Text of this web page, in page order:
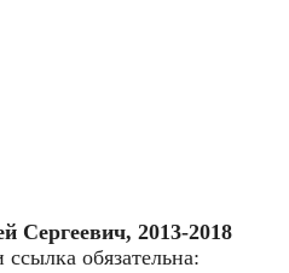
Сергеевич, 2013-2018
обязательна: